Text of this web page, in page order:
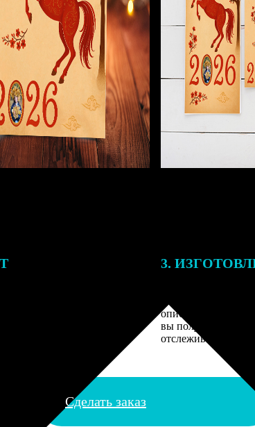
3.
описанием заказа.
вы получите
отслеживания.
Сделать заказ